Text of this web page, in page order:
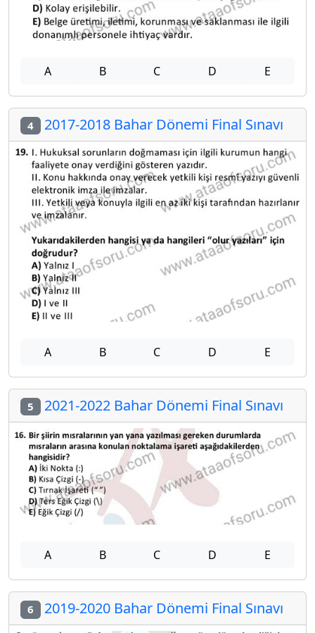
A B C D E
4 2017-2018 Bahar Dönemi Final Sınavı
A B C D E
5 2021-2022 Bahar Dönemi Final Sınavı
A B C D E
6 2019-2020 Bahar Dönemi Final Sınavı